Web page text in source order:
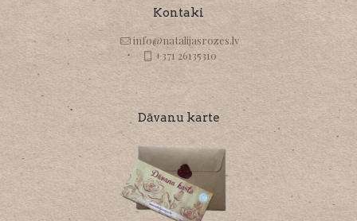
Kontaki
info@natalijasrozes.lv
+371 26135310
Dāvanu karte